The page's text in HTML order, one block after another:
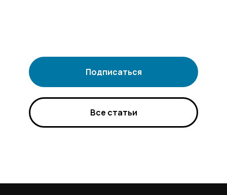
Подписаться
Все статьи